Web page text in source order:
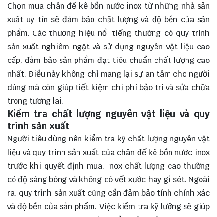
Chọn mua chân đế kê bồn nước inox từ những nhà sản
xuất uy tín sẽ đảm bảo chất lượng và độ bền của sản
phẩm. Các thương hiệu nổi tiếng thường có quy trình
sản xuất nghiêm ngặt và sử dụng nguyên vật liệu cao
cấp, đảm bảo sản phẩm đạt tiêu chuẩn chất lượng cao
nhất. Điều này không chỉ mang lại sự an tâm cho người
dùng mà còn giúp tiết kiệm chi phí bảo trì và sửa chữa
trong tương lai.
Kiểm tra chất lượng nguyên vật liệu và quy
trình sản xuất
Người tiêu dùng nên kiểm tra kỹ chất lượng nguyên vật
liệu và quy trình sản xuất của chân đế kê bồn nước inox
trước khi quyết định mua. Inox chất lượng cao thường
có độ sáng bóng và không có vết xước hay gỉ sét. Ngoài
ra, quy trình sản xuất cũng cần đảm bảo tính chính xác
và độ bền của sản phẩm. Việc kiểm tra kỹ lưỡng sẽ giúp